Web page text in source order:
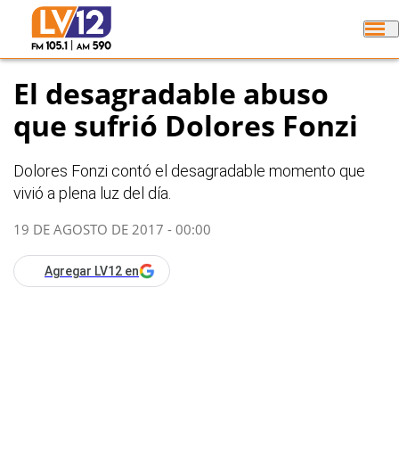
El desagradable abuso
que sufrió Dolores Fonzi
Dolores Fonzi contó el desagradable momento que
vivió a plena luz del día.
19 DE AGOSTO DE 2017 - 00:00
Agregar LV12 en